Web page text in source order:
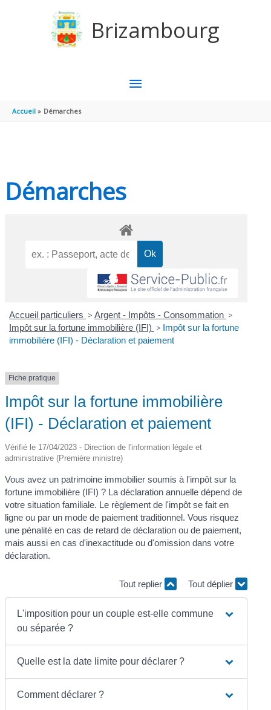
Brizambourg
MENU
Accueil Démarches
Démarches
Accueil particuliers > Argent - Impôts - Consommation >
Impôt sur la fortune immobilière (IFI) > Impôt sur la fortune
immobilière (IFI) - Déclaration et paiement
Fiche pratique
Impôt sur la fortune immobilière
(IFI) - Déclaration et paiement
Vérifié le 17/04/2023 - Direction de l'information légale et
administrative (Première ministre)
Vous avez un patrimoine immobilier soumis à l'impôt sur la
fortune immobilière (IFI) ? La déclaration annuelle dépend de
votre situation familiale. Le règlement de l'impôt se fait en
ligne ou par un mode de paiement traditionnel. Vous risquez
une pénalité en cas de retard de déclaration ou de paiement,
mais aussi en cas d'inexactitude ou d'omission dans votre
déclaration.
Tout replier Tout déplier
L'imposition pour un couple est-elle commune
ou séparée ?
Quelle est la date limite pour déclarer ?
Comment déclarer ?